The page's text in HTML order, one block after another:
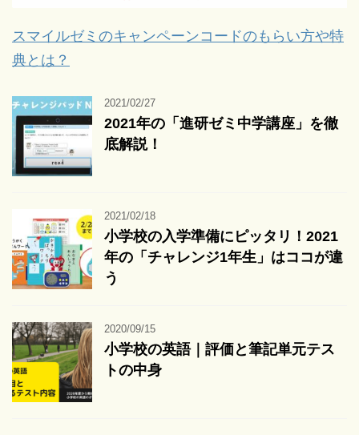
スマイルゼミのキャンペーンコードのもらい方や特
典とは？
2021/02/27
2021年の「進研ゼミ中学講座」を徹
底解説！
2021/02/18
小学校の入学準備にピッタリ！2021
年の「チャレンジ1年生」はココが違
う
2020/09/15
小学校の英語｜評価と筆記単元テス
トの中身